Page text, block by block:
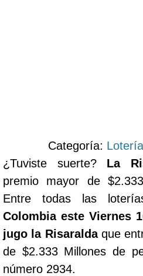
Categoría:
¿Tuviste suerte? La
premio mayor de
Entre todas las
Colombia este Viernes
jugo la Risaraldaque
de $2.333 Millones de
número 2934.